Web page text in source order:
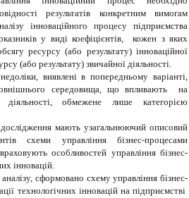
результатів конкретним вимогам
інноваційного процесу підприємства
у виді коефіцієнтів, кожен з яких
ресурсу (або результату) інноваційної
(або результату) звичайної діяльності.
виявлені в попередньому варіанті,
середовища, що впливають на
діяльності, обмежене лише категорією
дослідження мають узагальнюючий описовий
схеми управління бізнес-процесами
особливостей управління бізнес-
інновацій.
сформовано схему управління бізнес-
технологічних інновацій на підприємстві